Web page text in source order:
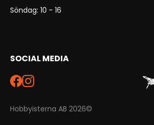
Söndag: 10 - 16
SOCIAL MEDIA
Hobbyisterna AB 2026©